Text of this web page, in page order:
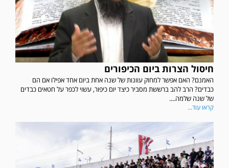
חיסול הצרות ביום הכיפורים
האמנם? האם אפשר למחוק עוונות של שנה אחת ביום אחד אפילו אם הם
כבדים? הרב להב ברששת מסביר כיצד יום כיפור, עשוי לכפר על חטאים כבדים
של שנה שלמה....
קראו עוד...